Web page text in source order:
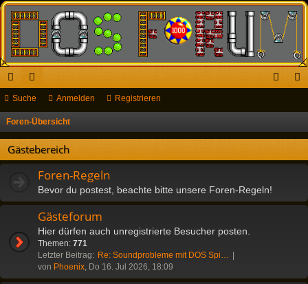
ch
ne
llz
ug
or
en
el
de
rie
re
Suche Anmelden Registrieren
Foren-Übersicht
u
Gästebereich
Foren-Regeln
Bevor du postest, beachte bitte unsere Foren-Regeln!
Gästeforum
Hier dürfen auch unregistrierte Besucher posten.
Themen: 771
Letzter Beitrag: Re: Soundprobleme mit DOS Spi…
von Phoenix, Do 16. Jul 2026, 18:09